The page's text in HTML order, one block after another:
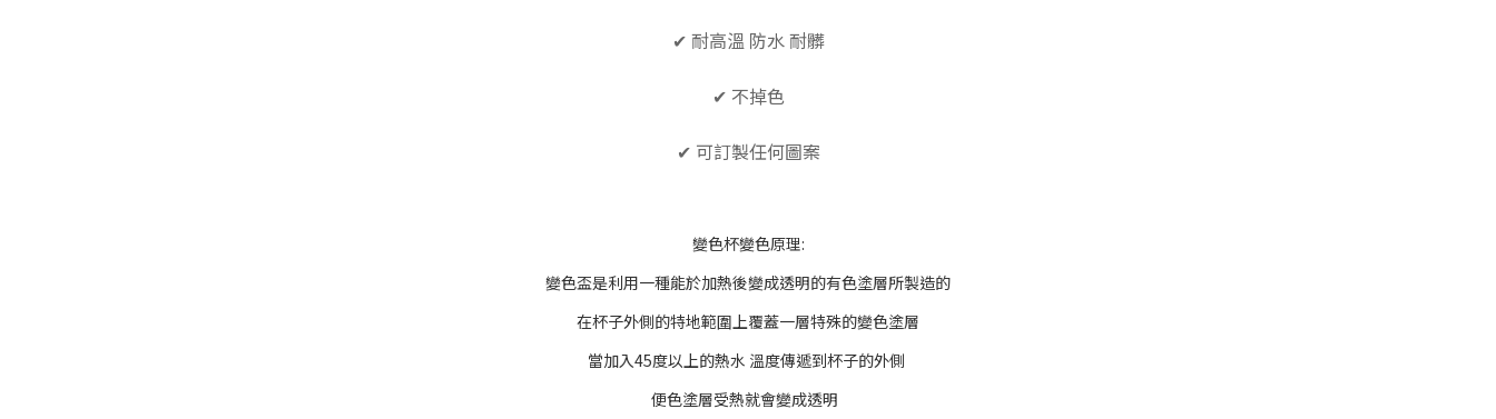
✔ 耐高溫 防水 耐髒
✔ 不掉色
✔ 可訂製任何圖案
變色杯變色原理:
變色盃是利用一種能於加熱後變成透明的有色塗層所製造的
在杯子外側的特地範圍上覆蓋一層特殊的變色塗層
當加入45度以上的熱水 溫度傳遞到杯子的外側
便色塗層受熱就會變成透明